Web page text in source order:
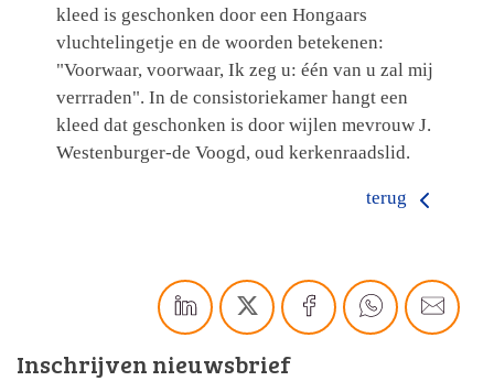
kleed is geschonken door een Hongaars
vluchtelingetje en de woorden betekenen:
"Voorwaar, voorwaar, Ik zeg u: één van u zal mij
verrraden". In de consistoriekamer hangt een
kleed dat geschonken is door wijlen mevrouw J.
Westenburger-de Voogd, oud kerkenraadslid.
terug
Inschrijven nieuwsbrief